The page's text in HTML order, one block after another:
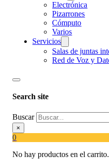
Electrónica
Pizarrones
Cómputo
Varios
Servicios
Salas de juntas
Red de Voz y
Search site
Buscar
×
0
No hay productos en el carrito.